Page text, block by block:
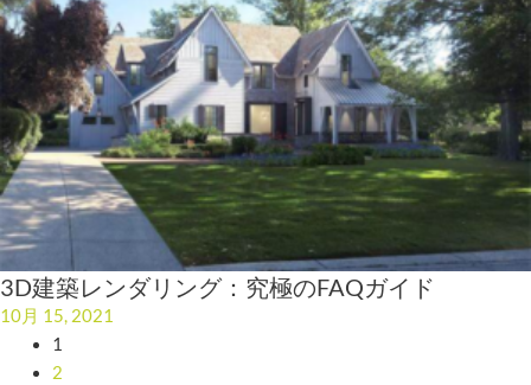
3D建築レンダリング：究極のFAQガイド
10月 15, 2021
1
2